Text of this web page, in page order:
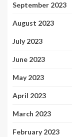
September 2023
August 2023
July 2023
June 2023
May 2023
April 2023
March 2023
February 2023